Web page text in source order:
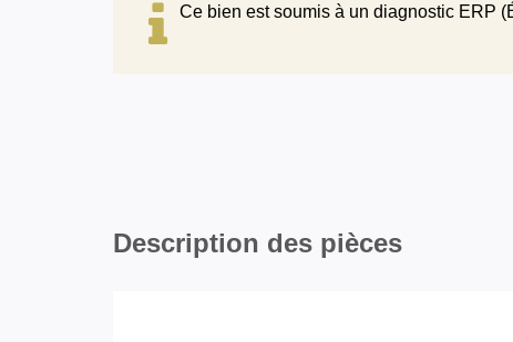
Ce bien est soumis à un diagnostic ERP
Description des pièces